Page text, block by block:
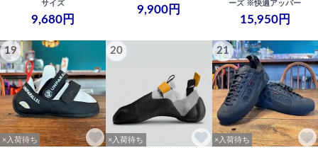
サイズ
9,680円
9,900円
ーズ ※快適アッパー
15,950円
19
×入荷待ち
20
×入荷待ち
21
×入荷待ち